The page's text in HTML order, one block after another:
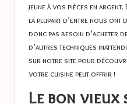
jeune à vos pièces en argent.
la plupart d’entre nous ont
donc pas besoin d’acheter
d’autres techniques
sur notre site pour
votre cuisine peut offrir !
Le bon